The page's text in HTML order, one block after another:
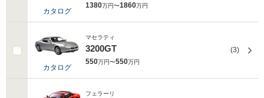
カタログ
1380万円〜1860万円
カタログ
マセラティ
3200GT
550万円〜550万円
(3)
フェラーリ